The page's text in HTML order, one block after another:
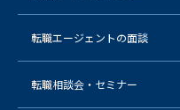
転職エージェントの面談
転職相談会・セミナー